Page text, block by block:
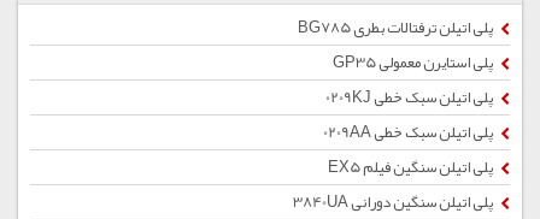
پلی اتیلن ترفتالات بطری BG785
پلی استایرن معمولی GP35
پلی اتیلن سبک خطی 0209KJ
پلی اتیلن سبک خطی 0209AA
پلی اتیلن سنگین فیلم EX5
پلی اتیلن سنگین دورانی 3840UA